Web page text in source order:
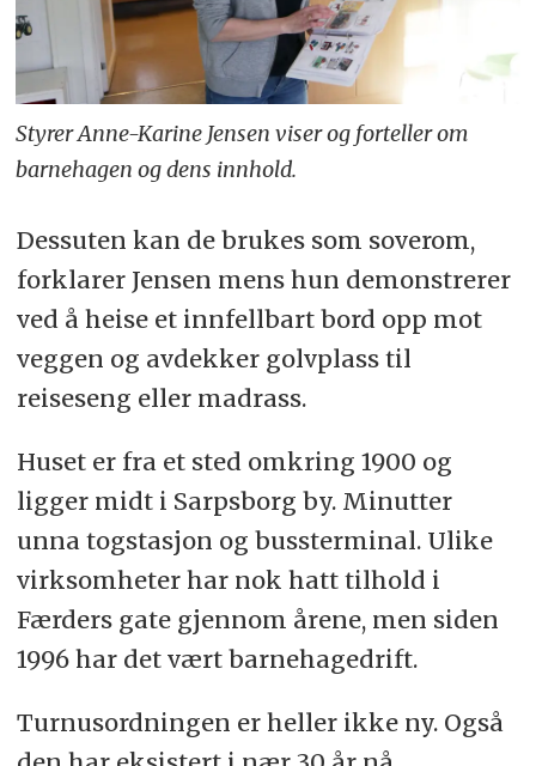
Styrer Anne-Karine Jensen viser og forteller om
barnehagen og dens innhold.
Dessuten kan de brukes som soverom,
forklarer Jensen mens hun demonstrerer
ved å heise et innfellbart bord opp mot
veggen og avdekker golvplass til
reiseseng eller madrass.
Huset er fra et sted omkring 1900 og
ligger midt i Sarpsborg by. Minutter
unna togstasjon og bussterminal. Ulike
virksomheter har nok hatt tilhold i
Færders gate gjennom årene, men siden
1996 har det vært barnehagedrift.
Turnusordningen er heller ikke ny. Også